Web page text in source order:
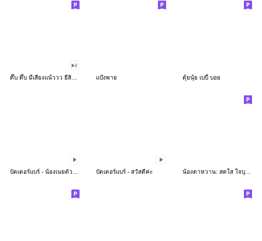
แป้งพาย ตุ้ยนุ้ย เบบี้ บอย
บัตเตอร์แบร์ - สวัสดีค่ะ น้องตาหวาน: สดใส ใจบุญ (สีพาสเทล)